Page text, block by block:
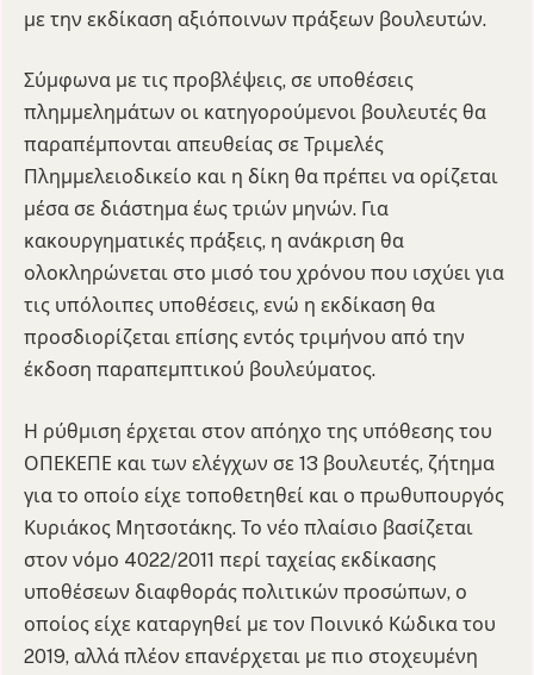
με την εκδίκαση αξιόποινων πράξεων βουλευτών.
Σύμφωνα με τις προβλέψεις, σε υποθέσεις
πλημμελημάτων οι κατηγορούμενοι βουλευτές θα
παραπέμπονται απευθείας σε Τριμελές
Πλημμελειοδικείο και η δίκη θα πρέπει να ορίζεται
μέσα σε διάστημα έως τριών μηνών. Για
κακουργηματικές πράξεις, η ανάκριση θα
ολοκληρώνεται στο μισό του χρόνου που ισχύει για
τις υπόλοιπες υποθέσεις, ενώ η εκδίκαση θα
προσδιορίζεται επίσης εντός τριμήνου από την
έκδοση παραπεμπτικού βουλεύματος.
Η ρύθμιση έρχεται στον απόηχο της υπόθεσης του
ΟΠΕΚΕΠΕ και των ελέγχων σε 13 βουλευτές, ζήτημα
για το οποίο είχε τοποθετηθεί και ο πρωθυπουργός
Κυριάκος Μητσοτάκης. Το νέο πλαίσιο βασίζεται
στον νόμο 4022/2011 περί ταχείας εκδίκασης
υποθέσεων διαφθοράς πολιτικών προσώπων, ο
οποίος είχε καταργηθεί με τον Ποινικό Κώδικα του
2019, αλλά πλέον επανέρχεται με πιο στοχευμένη